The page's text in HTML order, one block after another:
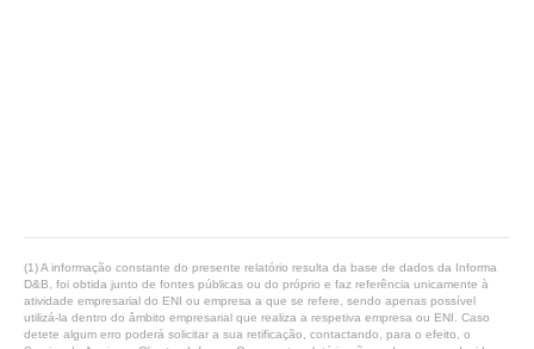
(1) A informação constante do presente relatório resulta da base de dados da Informa
D&B, foi obtida junto de fontes públicas ou do próprio e faz referência unicamente à
atividade empresarial do ENI ou empresa a que se refere, sendo apenas possível
utilizá-la dentro do âmbito empresarial que realiza a respetiva empresa ou ENI. Caso
detete algum erro poderá solicitar a sua retificação, contactando, para o efeito, o